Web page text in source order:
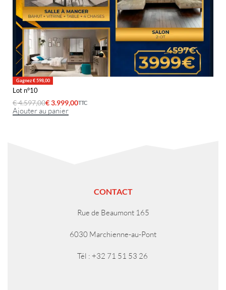
Gagnez € 598,00
Lot n°10
€4.597,00€3.999,00TTC
Ajouter au panier
CONTACT
Rue de Beaumont 165
6030 Marchienne-au-Pont
Tél : +32 71 51 53 26